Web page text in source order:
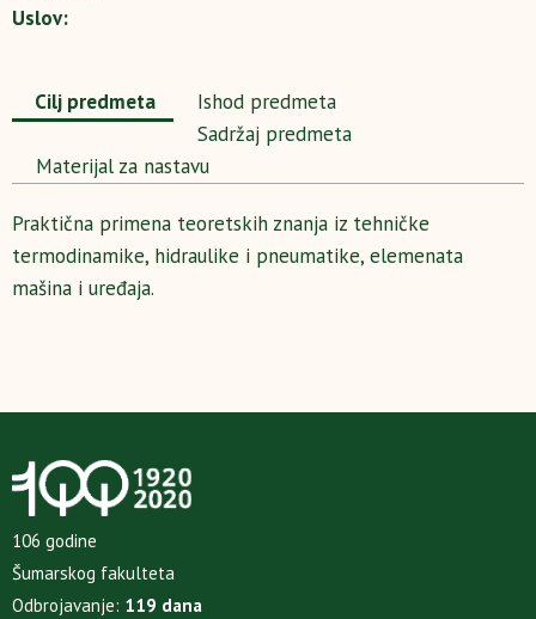
Uslov:
Cilj predmeta
Ishod predmeta
Sadržaj predmeta
Materijal za nastavu
Praktična primena teoretskih znanja iz tehničke
termodinamike, hidraulike i pneumatike, elemenata
mašina i uređaja.
106 godine
Šumarskog fakulteta
Odbrojavanje: 119 dana